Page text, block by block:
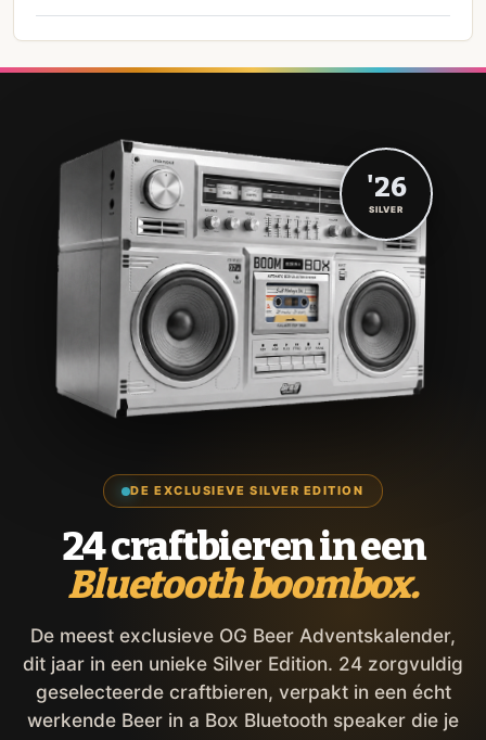
DE EXCLUSIEVE SILVER EDITION
24 craftbieren in een
Bluetooth boombox.
De meest exclusieve OG Beer Adventskalender,
dit jaar in een unieke Silver Edition. 24 zorgvuldig
geselecteerde craftbieren, verpakt in een écht
werkende Beer in a Box Bluetooth speaker die je
'26
SILVER